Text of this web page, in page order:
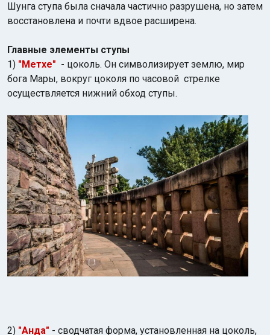
Шунга ступа была сначала частично разрушена, но затем
восстановлена и почти вдвое расширена.
Главные элементы ступы
1) "Метхе" - цоколь. Он символизирует землю, мир
бога Мары, вокруг цоколя по часовой стрелке
осуществляется нижний обход ступы.
2) "Анда" - сводчатая форма, установленная на цоколь,